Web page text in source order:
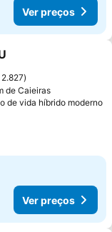
Ver preços
favoritos
2.827
de Caieiras
de vida híbrido moderno
Ver preços